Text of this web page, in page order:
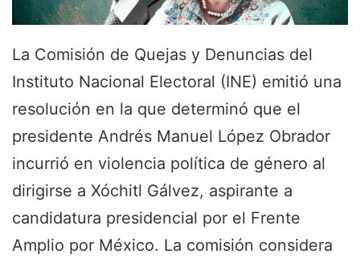
La Comisión de Quejas y Denuncias del
Instituto Nacional Electoral (INE) emitió una
resolución en la que determinó que el
presidente Andrés Manuel López Obrador
incurrió en violencia política de género al
dirigirse a Xóchitl Gálvez, aspirante a
candidatura presidencial por el Frente
Amplio por México. La comisión considera